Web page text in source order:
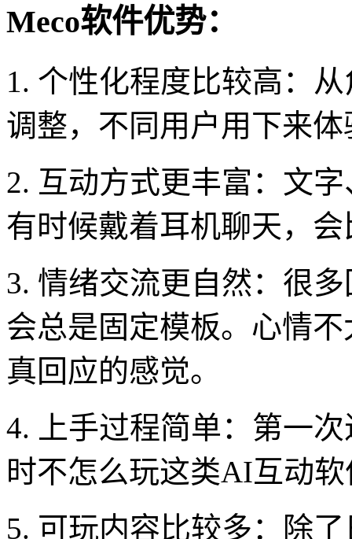
Meco软件优势：
1. 个性化程度比较高：
调整，不同用户用下来
2. 互动方式更丰富：文
有时候戴着耳机聊天，
3. 情绪交流更自然：很
会总是固定模板。心情
真回应的感觉。
4. 上手过程简单：第一
时不怎么玩这类AI互动
5. 可玩内容比较多：除